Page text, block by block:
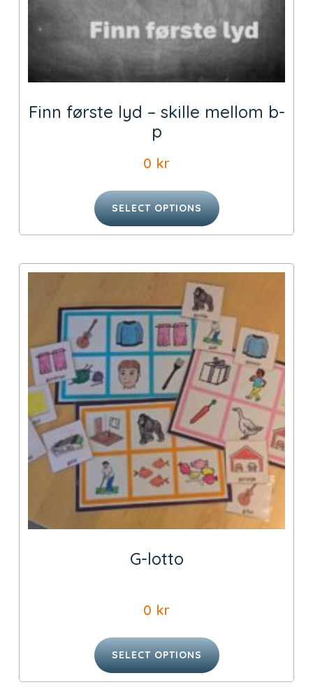
Finn første lyd – skille mellom b-
p
0 kr
SELECT OPTIONS
G-lotto
0 kr
SELECT OPTIONS